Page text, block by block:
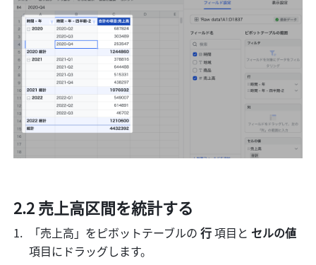
2.2 売上高区間を統計する
「売上高」をピボットテーブルの 行 項目と
項目にドラッグします。